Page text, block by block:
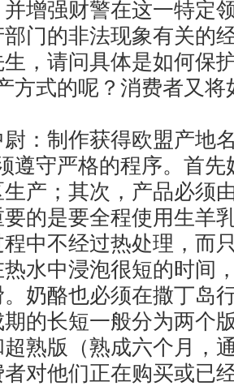
增强财警在这一特定
门的非法现象有关的
请问具体是如何保护
方式的呢？消费者又
制作获得欧盟产地名
遵守严格的程序。首
产；其次，产品必须
的是要全程使用生羊
中不经过热处理，而
水中浸泡很短的时间
奶酪也必须在撒丁岛
的长短一般分为两个
熟版（熟成六个月，
他们正在购买或已